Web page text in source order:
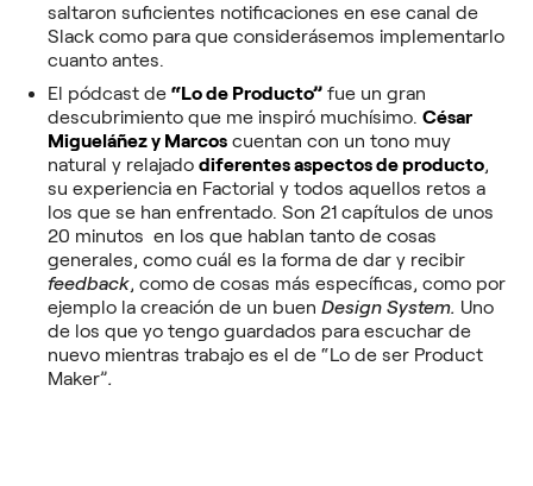
saltaron suficientes notificaciones en ese canal de
Slack como para que considerásemos implementarlo
cuanto antes.
El pódcast de “Lo de Producto” fue un gran
descubrimiento que me inspiró muchísimo. César
Migueláñez y Marcos cuentan con un tono muy
natural y relajado diferentes aspectos de producto,
su experiencia en Factorial y todos aquellos retos a
los que se han enfrentado. Son 21 capítulos de unos
20 minutos en los que hablan tanto de cosas
generales, como cuál es la forma de dar y recibir
feedback, como de cosas más específicas, como por
ejemplo la creación de un buen Design System. Uno
de los que yo tengo guardados para escuchar de
nuevo mientras trabajo es el de “Lo de ser Product
Maker”.